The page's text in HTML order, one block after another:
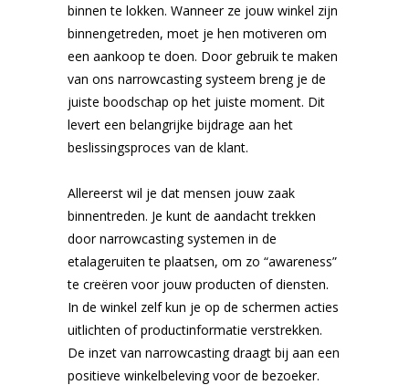
binnen te lokken. Wanneer ze jouw winkel zijn
binnengetreden, moet je hen motiveren om
een aankoop te doen. Door gebruik te maken
van ons narrowcasting systeem breng je de
juiste boodschap op het juiste moment. Dit
levert een belangrijke bijdrage aan het
beslissingsproces van de klant.
Allereerst wil je dat mensen jouw zaak
binnentreden. Je kunt de aandacht trekken
door narrowcasting systemen in de
etalageruiten te plaatsen, om zo “awareness”
te creëren voor jouw producten of diensten.
In de winkel zelf kun je op de schermen acties
uitlichten of productinformatie verstrekken.
De inzet van narrowcasting draagt bij aan een
positieve winkelbeleving voor de bezoeker.